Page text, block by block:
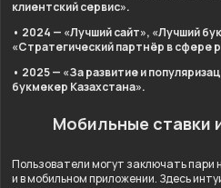
клиентский сервис».
• 2024 — «Лучший сайт», «Лучший
«Стратегический партнёр в сфере
• 2025 — «За развитие и
букмекер Казахстана».
Мобильные ставки
Пользователи могут заключать пари
и в мобильном приложении. Здесь